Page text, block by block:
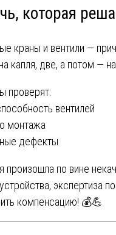
которая
краны и вентили —
капля, две, а потом —
проверят:
вентилей
монтажа
дефекты
произошла по вине
экспертиза
компенсацию! 💰💪